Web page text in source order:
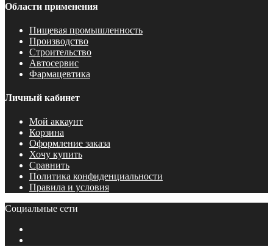
Области применения
Пищевая промышленность
Производство
Строительство
Автосервис
Фармацевтика
Личный кабинет
Мой аккаунт
Корзина
Оформление заказа
Хочу купить
Сравнить
Политика конфиденциальности
Правила и условия
Социальные сети